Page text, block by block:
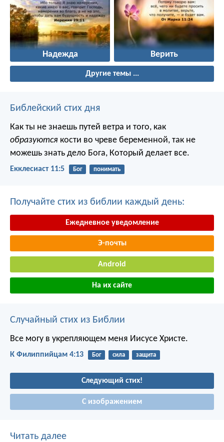
Надежда Верить
Другие темы ...
Библейский стих дня
Как ты не знаешь путей ветра и того, как
образуются кости во чреве беременной, так не
можешь знать дело Бога, Который делает все.
Екклесиаст 11:5 Бог понимать
Получайте стих из библии каждый день:
Ежедневное уведомление
Э-почты
Android
На их сайте
Случайный стих из Библии
Все могу в укрепляющем меня Иисусе Христе.
К Филиппийцам 4:13 Бог сила защита
Следующий стих!
С изображением
Читать далее